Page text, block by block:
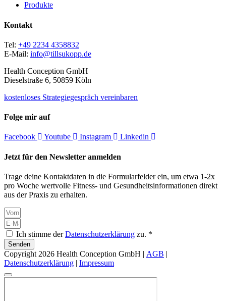
Produkte
Kontakt
Tel: +49 2234 4358832
E-Mail: info@tillsukopp.de
Health Conception GmbH
Dieselstraße 6, 50859 Köln
kostenloses Strategiegespräch vereinbaren
Folge mir auf
Facebook Youtube Instagram Linkedin
Jetzt für den Newsletter anmelden
Trage deine Kontaktdaten in die Formularfelder ein, um etwa 1-2x
pro Woche wertvolle Fitness- und Gesundheitsinformationen direkt
aus der Praxis zu erhalten.
Ich stimme derDatenschutzerklärung zu. *
Senden
Copyright 2026 Health Conception GmbH | AGB |
Datenschutzerklärung | Impressum